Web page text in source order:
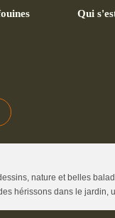
Qui
nature et belles
hérissons dans le jardin,